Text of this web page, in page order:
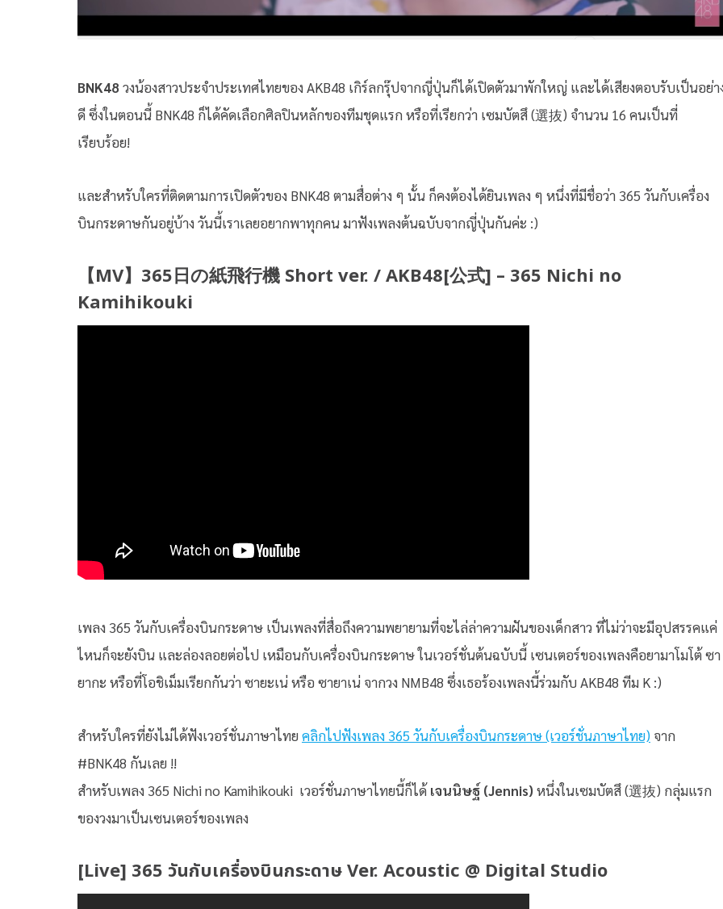
BNK48 วงน้องสาวประจำประเทศไทยของ AKB48 เกิร์ลกรุ๊ปจากญี่ปุ่นก็ได้เปิดตัวมาพักใหญ่ และได้เสียงตอบรับเป็นอย่า
ดี ซึ่งในตอนนี้ BNK48 ก็ได้คัดเลือกศิลปินหลักของทีมชุดแรก หรือที่เรียกว่า เซมบัตสึ (選抜) จำนวน 16 คนเป็นที่
เรียบร้อย!
และสำหรับใครที่ติดตามการเปิดตัวของ BNK48 ตามสื่อต่าง ๆ นั้น ก็คงต้องได้ยินเพลง ๆ หนึ่งที่มีชื่อว่า 365 วันกับเครื่อง
บินกระดาษกันอยู่บ้าง วันนี้เราเลยอยากพาทุกคน มาฟังเพลงต้นฉบับจากญี่ปุ่นกันค่ะ :)
【MV】365日の紙飛行機 Short ver. / AKB48[公式] – 365 Nichi no
Kamihikouki
เพลง 365 วันกับเครื่องบินกระดาษ เป็นเพลงที่สื่อถึงความพยายามที่จะไล่ล่าความฝันของเด็กสาว ที่ไม่ว่าจะมีอุปสรรคแค่
ไหนก็จะยังบิน และล่องลอยต่อไป เหมือนกับเครื่องบินกระดาษ ในเวอร์ชั่นต้นฉบับนี้ เซนเตอร์ของเพลงคือยามาโมโต้ ซา
ยากะ หรือที่โอชิเม็มเรียกกันว่า ซายะเน่ หรือ ซายาเน่ จากวง NMB48 ซึ่งเธอร้องเพลงนี้ร่วมกับ AKB48 ทีม K :)
สำหรับใครที่ยังไม่ได้ฟังเวอร์ชั่นภาษาไทย คลิกไปฟังเพลง 365 วันกับเครื่องบินกระดาษ (เวอร์ชั่นภาษาไทย) จาก
#BNK48 กันเลย !!
สำหรับเพลง 365 Nichi no Kamihikouki เวอร์ชั่นภาษาไทยนี้ก็ได้ เจนนิษฐ์ (Jennis) หนึ่งในเซมบัตสึ (選抜) กลุ่มแรก
ของวงมาเป็นเซนเตอร์ของเพลง
[Live] 365 วันกับเครื่องบินกระดาษ Ver. Acoustic @ Digital Studio